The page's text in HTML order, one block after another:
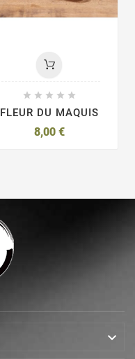
    
FLEUR DU MAQUIS
8,00 €
